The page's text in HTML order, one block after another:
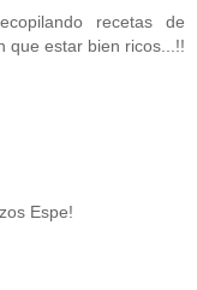
recetas de
que estar bien ricos...!!
Espe!